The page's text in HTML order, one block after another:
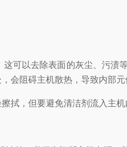
可以去除表面的灰尘、污
阻碍主机散热，导致内部
拭，但要避免清洁剂流入主机